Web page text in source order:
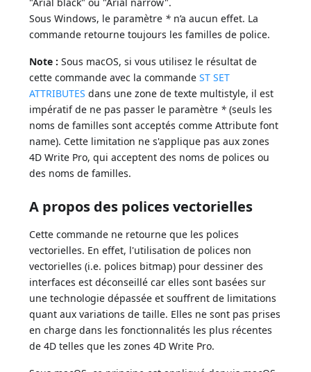
Sous Windows, le paramètre * n’a aucun effet. La
commande retourne toujours les familles de police.
Note : Sous macOS, si vous utilisez le résultat de
cette commande avec la commandeST SET
ATTRIBUTES dans une zone de texte multistyle, il est
impératif de ne pas passer le paramètre * (seuls les
noms de familles sont acceptés comme Attribute font
name). Cette limitation ne s'applique pas aux zones
4D Write Pro, qui acceptent des noms de polices ou
des noms de familles.
A propos des polices vectorielles
Cette commande ne retourne que les polices
vectorielles. En effet, l'utilisation de polices non
vectorielles (i.e. polices bitmap) pour dessiner des
interfaces est déconseillé car elles sont basées sur
une technologie dépassée et souffrent de limitations
quant aux variations de taille. Elles ne sont pas prises
en charge dans les fonctionnalités les plus récentes
de 4D telles que les zones 4D Write Pro.